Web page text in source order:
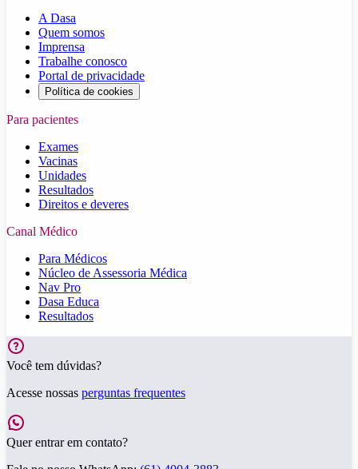
A Dasa
Quem somos
Imprensa
Trabalhe conosco
Portal de privacidade
Política de cookies
Para pacientes
Exames
Vacinas
Unidades
Resultados
Direitos e deveres
Canal Médico
Para Médicos
Núcleo de Assessoria Médica
Nav Pro
Dasa Educa
Resultados
Você tem dúvidas?
Acesse nossas perguntas frequentes
Quer entrar em contato?